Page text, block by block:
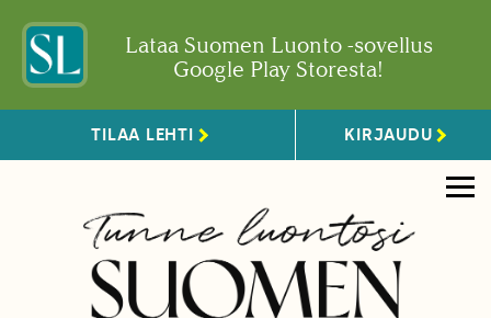
Lataa Suomen Luonto -sovellus
Google Play Storesta!
TILAA LEHTI KIRJAUDU